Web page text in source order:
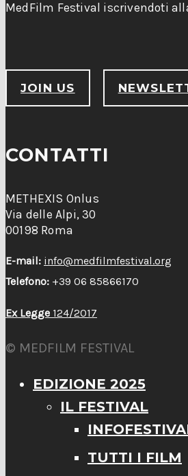
MedFilm Festival iscrivendoti
JOIN US
CONTATTI
METHEXIS Onlus
Via delle Alpi, 30
00198 Roma
E-mail: info@medfilmfestival.org
Telefono: +39 06 85866170
Ex Legge 124/2017
© MEDFILM FESTIVAL
EDIZIONE 2025
IL FESTIVAL
TUTTI I FILM